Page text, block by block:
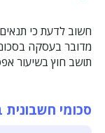
חשוב לדעת כי
מדובר בעסקה
תושב חוץ בשיעור
סכומי